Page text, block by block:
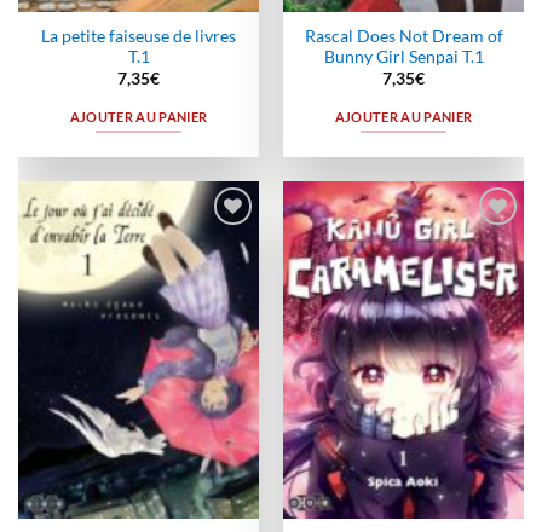
La petite faiseuse de livres
T.1
7,35€
AJOUTER AU PANIER
Rascal Does Not Dream of
Bunny Girl Senpai T.1
7,35€
AJOUTER AU PANIER
Ajouter
à la
wishlist
Ajouter
à la
wishlist